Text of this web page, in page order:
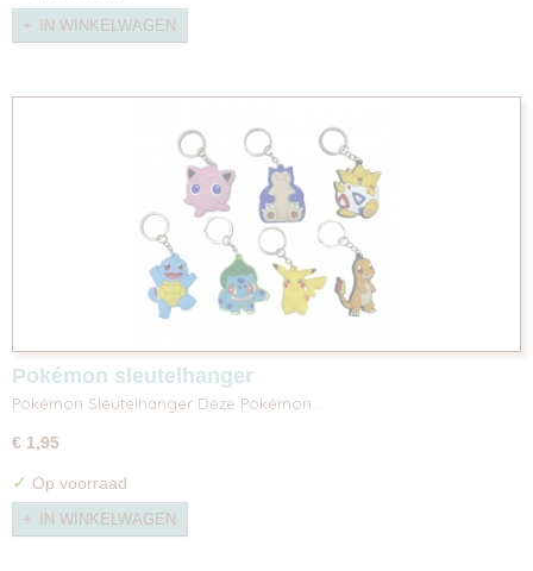
IN WINKELWAGEN
Pokémon sleutelhanger
Pokémon Sleutelhanger Deze Pokémon…
€ 1,95
✓ Op voorraad
IN WINKELWAGEN